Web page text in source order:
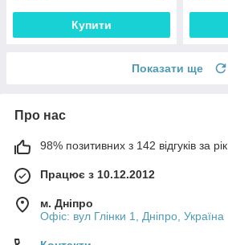
Купити
Показати ще
Про нас
98% позитивних з 142 відгуків за рік
Працює з 10.12.2012
м. Дніпро
Офіс: вул Глінки 1, Дніпро, Україна